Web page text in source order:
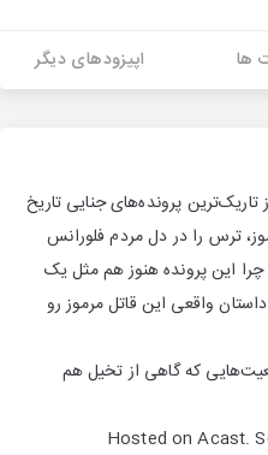
ها اپیزودهای دیگر
پرونده‌های جنایی تاریخ
ترس را در دل مردم فلورانس
این پرونده هنوز هم مثل یک
داستان واقعی این قاتل مرموز رو
که گاهی از تخیل هم
Hosted on Acast.